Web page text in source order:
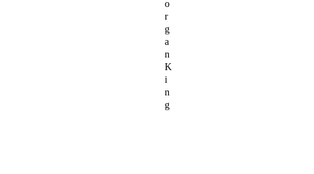
o
r
g
a
n
K
i
n
g